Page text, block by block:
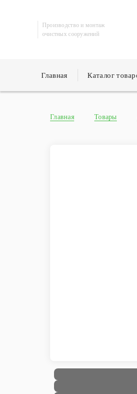
Производство и монтаж
очистных сооружений
Главная Каталог
Главная Товары